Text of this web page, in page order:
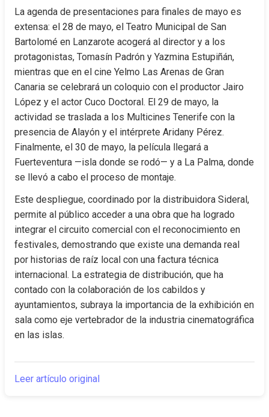
La agenda de presentaciones para finales de mayo es
extensa: el 28 de mayo, el Teatro Municipal de San
Bartolomé en Lanzarote acogerá al director y a los
protagonistas, Tomasín Padrón y Yazmina Estupiñán,
mientras que en el cine Yelmo Las Arenas de Gran
Canaria se celebrará un coloquio con el productor Jairo
López y el actor Cuco Doctoral. El 29 de mayo, la
actividad se traslada a los Multicines Tenerife con la
presencia de Alayón y el intérprete Aridany Pérez.
Finalmente, el 30 de mayo, la película llegará a
Fuerteventura —isla donde se rodó— y a La Palma, donde
se llevó a cabo el proceso de montaje.
Este despliegue, coordinado por la distribuidora Sideral,
permite al público acceder a una obra que ha logrado
integrar el circuito comercial con el reconocimiento en
festivales, demostrando que existe una demanda real
por historias de raíz local con una factura técnica
internacional. La estrategia de distribución, que ha
contado con la colaboración de los cabildos y
ayuntamientos, subraya la importancia de la exhibición en
sala como eje vertebrador de la industria cinematográfica
en las islas.
Leer artículo original